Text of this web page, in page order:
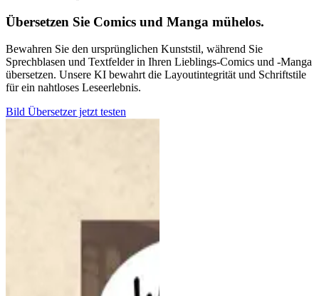
Übersetzen Sie Comics und Manga mühelos.
Bewahren Sie den ursprünglichen Kunststil, während Sie
Sprechblasen und Textfelder in Ihren Lieblings-Comics und -Manga
übersetzen. Unsere KI bewahrt die Layoutintegrität und Schriftstile
für ein nahtloses Leseerlebnis.
Bild Übersetzer jetzt testen